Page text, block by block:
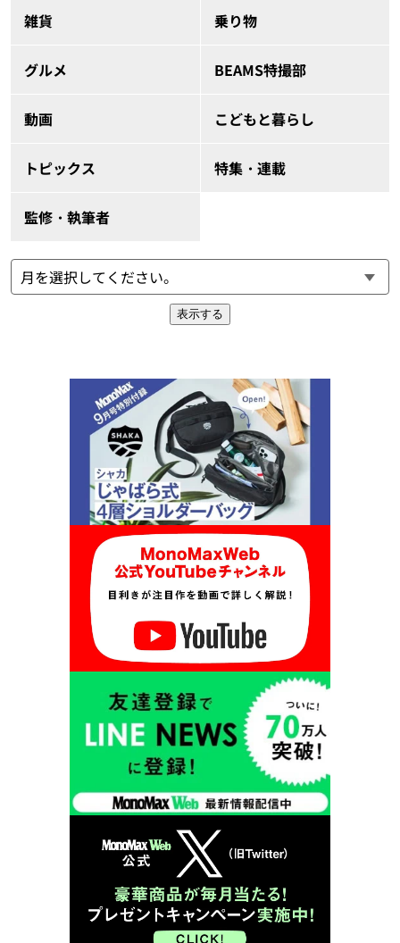
雑貨 乗り物
グルメ BEAMS特撮部
動画 こどもと暮らし
トピックス 特集・連載
監修・執筆者
表示する